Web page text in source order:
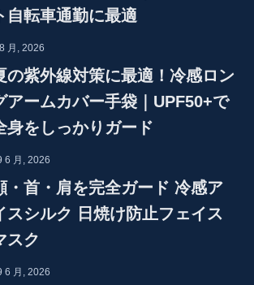
自転車通勤に最適
月, 2026
の紫外線対策に最適！冷感ロン
アームカバー手袋｜UPF50+で
身をしっかりガード
6 月, 2026
・首・肩を完全ガード 冷感ア
スシルク 日焼け防止フェイス
スク
6 月, 2026